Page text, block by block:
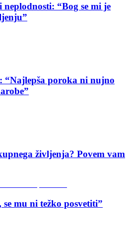
“Bog se mi je
“Najlepša poroka ni nujno
življenja? Povem vam
mu ni težko posvetiti”